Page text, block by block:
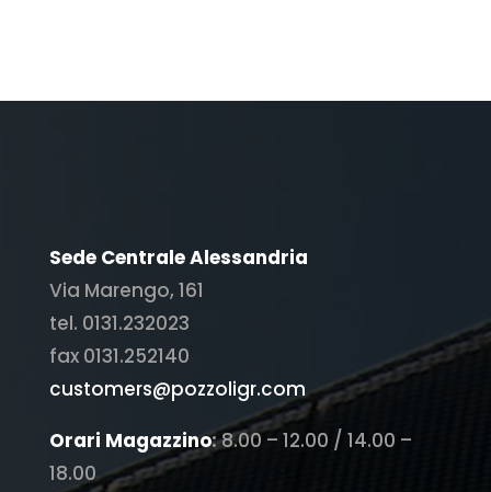
Sede Centrale Alessandria
Via Marengo, 161
tel. 0131.232023
fax 0131.252140
customers@pozzoligr.com
Orari Magazzino:8.00 – 12.00 / 14.00 –
18.00